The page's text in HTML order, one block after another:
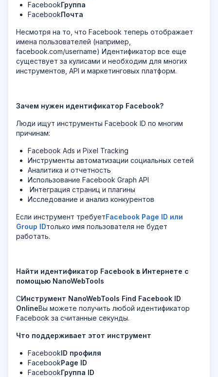
FacebookГруппа
FacebookПочта
Несмотря на то, что Facebook теперь отображает
имена пользователей (например,
facebook.com/username) Идентификатор все еще
существует за кулисами и необходим для многих
инструментов, API и маркетинговых платформ.
Зачем нужен идентификатор Facebook?
Люди ищут инструменты Facebook ID по многим
причинам:
Facebook Ads и Pixel Tracking
Инструменты автоматизации социальных сетей
Аналитика и отчетность
Использование Facebook Graph API
️ Интеграция страниц и плагины
Исследование и анализ конкурентов
Если инструмент требуетFacebook Page ID или
Group IDтолько имя пользователя не будет
работать.
Найти идентификатор Facebook в Интернете с
помощью NanoWebTools
СИнструмент NanoWebTools Find Facebook ID
OnlineВы можете получить любой идентификатор
Facebook за считанные секунды.
Что поддерживает этот инструмент
FacebookID профиля
FacebookPage ID
FacebookГруппа ID